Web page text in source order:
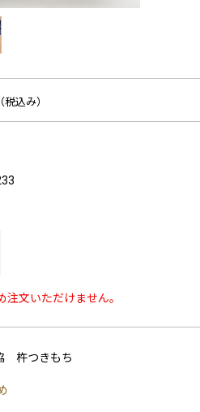
（税込み）
注文いただけません。
杵つきもち